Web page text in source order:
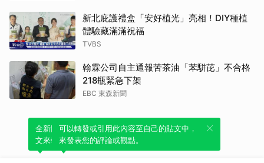
新北庇護禮盒「安好植光」亮相！DIY種植
體驗藏滿滿祝福
TVBS
翰霖公司自主通報苦茶油「苯駢芘」不合格
218瓶緊急下架
EBC 東森新聞
全新體驗！一鍵引用此內容，透過發布貼
文來輕鬆表達個人立場。
可以轉發或引用此內容至自己的貼文中，
來發表您的評論或觀點。